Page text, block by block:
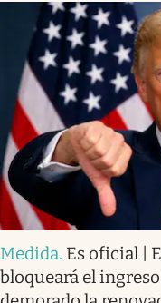
Medida. Es oficial |
bloqueará el